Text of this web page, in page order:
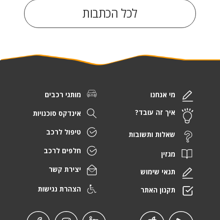
לכל הכתבות
מי אנחנו
איך זה עובד?
שאלות ותשובות
מגזין
תנאי שימוש
תקנון האתר
מותגי רכבים
אינדקס סוכנויות
טיפול לרכב
חלפים לרכב
יצירת קשר
הצהרת נגישות